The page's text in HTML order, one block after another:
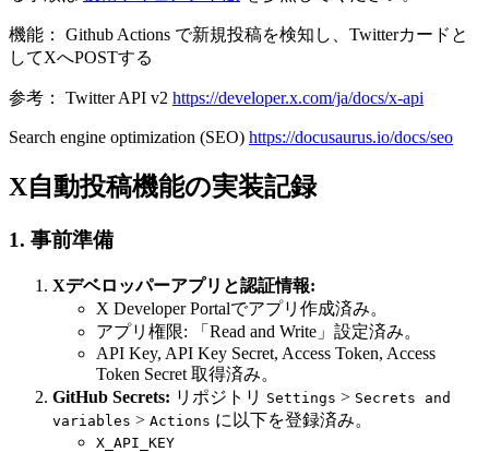
機能： Github Actions で新規投稿を検知し、Twitterカードと
してXへPOSTする
参考： Twitter API v2 https://developer.x.com/ja/docs/x-api
Search engine optimization (SEO) https://docusaurus.io/docs/seo
X自動投稿機能の実装記録
1. 事前準備
Xデベロッパーアプリと認証情報:
X Developer Portalでアプリ作成済み。
アプリ権限: 「Read and Write」設定済み。
API Key, API Key Secret, Access Token, Access
Token Secret 取得済み。
GitHub Secrets: リポジトリ Settings > Secrets and
variables > Actions に以下を登録済み。
X_API_KEY